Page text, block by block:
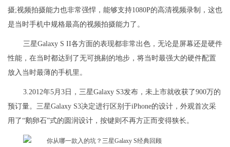
摄;视频拍摄能力也非常强悍，能够支持1080P的高清视频录制，这也
是当时手机中规格最高的视频拍摄能力了。
三星Galaxy S II各方面的表现都非常出色，无论是屏幕还是硬件
性能，在当时都达到了无可挑剔的地步，将当时最强大的硬件配置
放入当时最薄的手机里。
3.2012年5月3日，三星Galaxy S3发布，未上市就收获了900万的
预订量。三星Galaxy S3决定进行区别于iPhone的设计，外观首次采
用了“鹅卵石”式的圆润设计，按键则不再方正而变得狭长。